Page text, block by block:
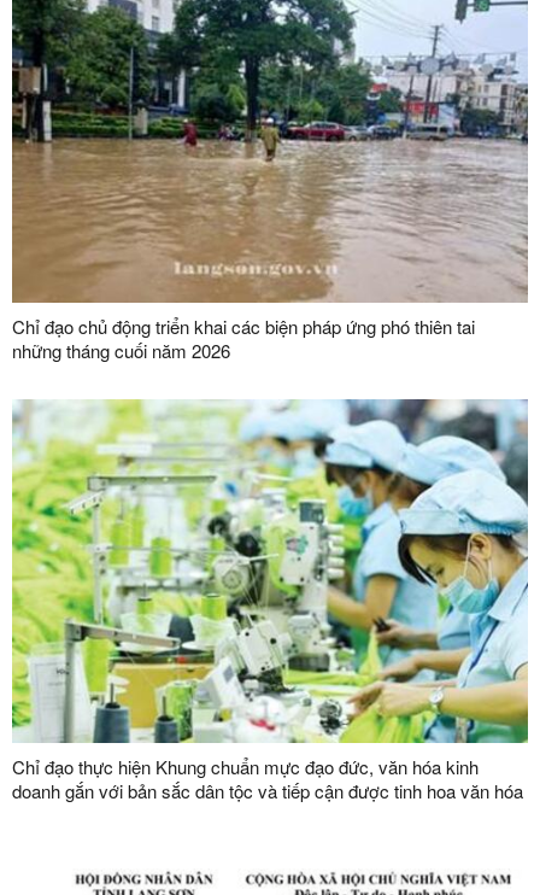
Chỉ đạo chủ động triển khai các biện pháp ứng phó thiên tai
những tháng cuối năm 2026
Chỉ đạo thực hiện Khung chuẩn mực đạo đức, văn hóa kinh
doanh gắn với bản sắc dân tộc và tiếp cận được tinh hoa văn hóa